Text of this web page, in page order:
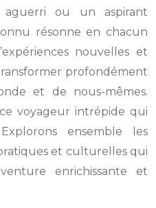
ou un aspirant
résonne en chacun
nouvelles et
profondément
et de nous-mêmes.
voyageur intrépide qui
ensemble les
et culturelles qui
enrichissante et